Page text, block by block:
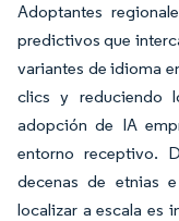
Adoptantes
predictivos que
variantes de idioma
clics y reduciendo
adopción de IA
entorno receptivo.
decenas de etnias
localizar a escala es